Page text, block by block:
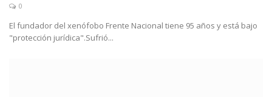
0
El fundador del xenófobo Frente Nacional tiene 95 años y está bajo
"protección jurídica".Sufrió...